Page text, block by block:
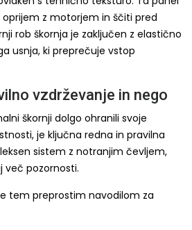
z motorjem in ščiti pred
rob škornja je zaključen z elastično
usnja, ki preprečuje vstop
vzdrževanje in nego
škornji dolgo ohranili svoje
je ključna redna in pravilna
sistem z notranjim čevljem,
več pozornosti.
tem preprostim navodilom za